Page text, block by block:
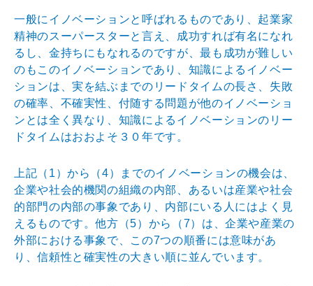
一般にイノベーションと呼ばれるものであり、起業家
精神のスーパースターと言え、成功すれば有名になれ
るし、金持ちにもなれるのですが、最も成功が難しい
のもこのイノ ベーションであり、知識によるイノベー
ションは、実を結ぶまでのリードタイムの長さ、失敗
の確率、不確実性、付随する問題が他のイノベーショ
ンとは全く異なり、知識に よるイノベーションのリー
ドタイムはおおよそ３０年です 。
上記（1）から（4）までのイノベーションの機会は、
企業や社会的機関の組織の内部、あるいは産業や社会
的部門の内部の事象であり、内部にいる人にはよく見
えるものです。他方（5）から（7）は、企業や産業の
外部における事象で、この7つの順番には意味があ
り、信頼性と確実性の大きい順に並んでいます。